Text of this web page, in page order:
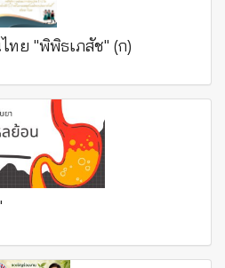
ทย "พิพิธเภสัช" (ก)